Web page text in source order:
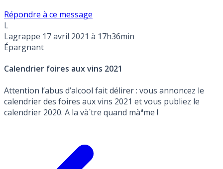
Répondre à ce message
L
Lagrappe 17 avril 2021 à 17h36min
Épargnant
Calendrier foires aux vins 2021
Attention l’abus d’alcool fait délirer : vous annoncez le
calendrier des foires aux vins 2021 et vous publiez le
calendrier 2020. A la và´tre quand màªme !